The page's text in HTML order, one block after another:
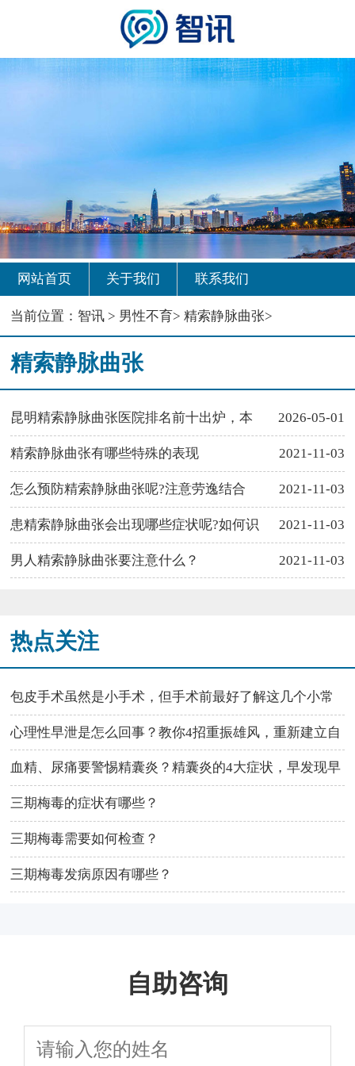
网站首页 关于我们 联系我们
当前位置： 智讯 > 男性不育>精索静脉曲张>
精索静脉曲张
昆明精索静脉曲张医院排名前十出炉，本 2026-05-01
精索静脉曲张有哪些特殊的表现 2021-11-03
怎么预防精索静脉曲张呢?注意劳逸结合 2021-11-03
患精索静脉曲张会出现哪些症状呢?如何识 2021-11-03
男人精索静脉曲张要注意什么？ 2021-11-03
热点关注
包皮手术虽然是小手术，但手术前最好了解这几个小常
识！
心理性早泄是怎么回事？教你4招重振雄风，重新建立自
信！
血精、尿痛要警惕精囊炎？精囊炎的4大症状，早发现早
治疗！
三期梅毒的症状有哪些？
三期梅毒需要如何检查？
三期梅毒发病原因有哪些？
自助咨询